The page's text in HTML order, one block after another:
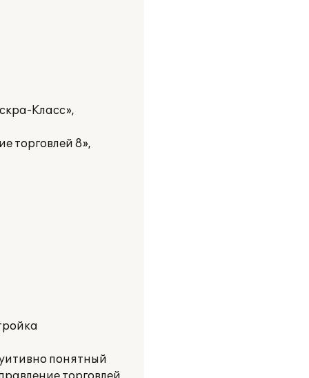
Класс»,
торговлей 8»,
понятный